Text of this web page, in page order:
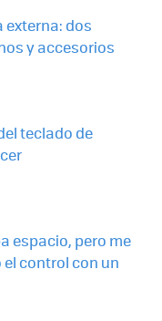
externa: dos
y accesorios
teclado de
espacio, pero me
control con un